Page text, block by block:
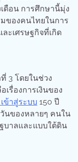
ดือน การศึกษานี้มุ่ง
ของคนไทยในการ
ะเศรษฐกิจที่เกิด
3 โดยในช่วง
รื่องการเงินของ
ข้าสู่ระบบ 150 ปี
นของหลายๆ คนใน
บาลและแบบใต้ดิน